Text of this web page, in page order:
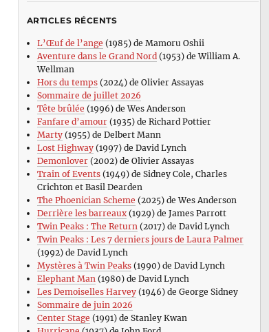
ARTICLES RÉCENTS
L’Œuf de l’ange (1985) de Mamoru Oshii
Aventure dans le Grand Nord(1953) de William A.
Wellman
Hors du temps(2024) de Olivier Assayas
Sommaire de juillet 2026
Tête brûlée (1996) de Wes Anderson
Fanfare d’amour(1935) de Richard Pottier
Marty(1955) de Delbert Mann
Lost Highway(1997) de David Lynch
Demonlover(2002) de Olivier Assayas
Train of Events(1949) de Sidney Cole, Charles
Crichton et Basil Dearden
The Phoenician Scheme (2025) de Wes Anderson
Derrière les barreaux(1929) de James Parrott
Twin Peaks : The Return(2017) de David Lynch
Twin Peaks : Les 7 derniers jours de Laura Palmer
(1992) de David Lynch
Mystères à Twin Peaks(1990) de David Lynch
Elephant Man(1980) de David Lynch
Les Demoiselles Harvey(1946) de George Sidney
Sommaire de juin 2026
Center Stage (1991) de Stanley Kwan